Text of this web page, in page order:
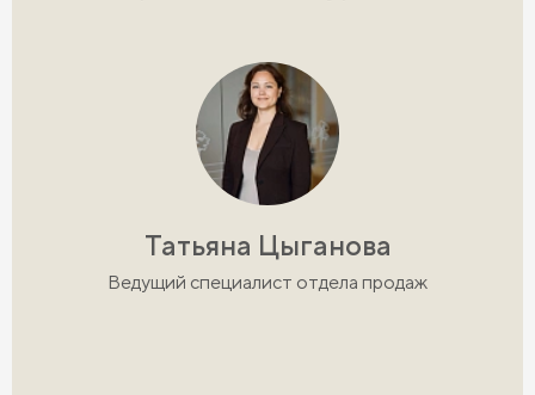
Татьяна Цыганова
Ведущий специалист отдела продаж